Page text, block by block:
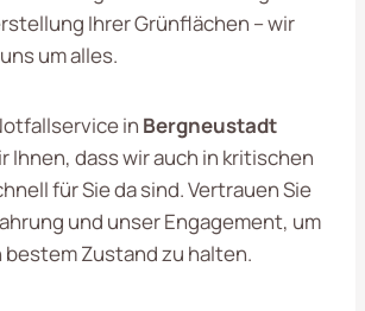
Ihrer Grünflächen – wir
um alles.
in Bergneustadt
Ihnen, dass wir auch in kritischen
für Sie da sind. Vertrauen Sie
und unser Engagement, um
bestem Zustand zu halten.